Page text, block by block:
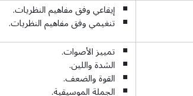
إيقاعي وفق مفاهيم النظريات.
تنغيمي وفق مفاهيم النظريات.
تمييز الأصوات.
الشدة واللين.
القوة والضعف.
الجملة الموسيقية.